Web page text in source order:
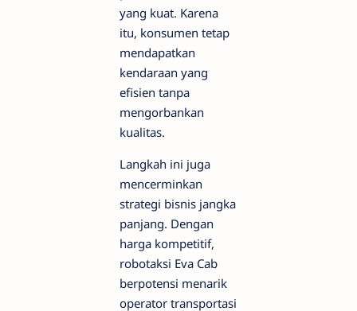
yang kuat. Karena
itu, konsumen tetap
mendapatkan
kendaraan yang
efisien tanpa
mengorbankan
kualitas.
Langkah ini juga
mencerminkan
strategi bisnis jangka
panjang. Dengan
harga kompetitif,
robotaksi Eva Cab
berpotensi menarik
operator transportasi